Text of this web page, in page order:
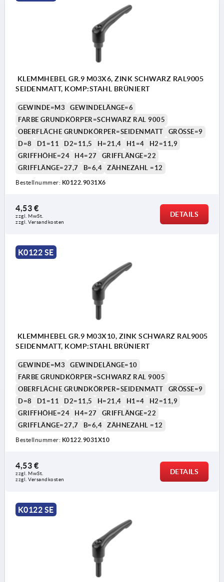
KLEMMHEBEL GR.9 M03X6, ZINK SCHWARZ RAL9005
SEIDENMATT, KOMP:STAHL BRÜNIERT
GEWINDE=M3
GEWINDELÄNGE=6
FARBE GRUNDKÖRPER=SCHWARZ RAL 9005
OBERFLÄCHE GRUNDKÖRPER=SEIDENMATT
GRÖSSE=9
D=8
D1=11 D2=11,5 H=21,4 H1=4
H2=11,9
GRIFFHÖHE=24
H4=27
GRIFFLÄNGE=22
GRIFFLÄNGE=27,7
B=6,4 ZÄHNEZAHL =12
Bestellnummer: K0122.9031X6
4,53 €
zzgl. MwSt.
zzgl. Versandkosten
DETAILS
K0122 SE
KLEMMHEBEL GR.9 M03X10, ZINK SCHWARZ RAL9005
SEIDENMATT, KOMP:STAHL BRÜNIERT
GEWINDE=M3
GEWINDELÄNGE=10
FARBE GRUNDKÖRPER=SCHWARZ RAL 9005
OBERFLÄCHE GRUNDKÖRPER=SEIDENMATT
GRÖSSE=9
D=8
D1=11 D2=11,5 H=21,4 H1=4
H2=11,9
GRIFFHÖHE=24
H4=27
GRIFFLÄNGE=22
GRIFFLÄNGE=27,7
B=6,4 ZÄHNEZAHL =12
Bestellnummer: K0122.9031X10
4,53 €
zzgl. MwSt.
zzgl. Versandkosten
DETAILS
K0122 SE